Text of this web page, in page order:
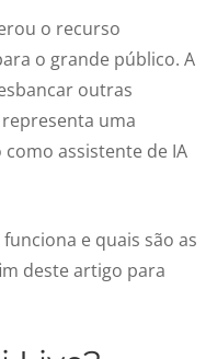
o recurso
o grande público. A
outras
representa uma
como assistente de IA
e quais são as
deste artigo para